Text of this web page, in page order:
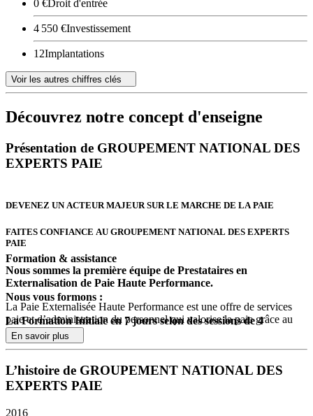
0 €Droit d'entrée
4 550 €Investissement
12Implantations
Voir les autres chiffres clés
Découvrez notre concept d'enseigne
Présentation de GROUPEMENT NATIONAL DES
EXPERTS PAIE
DEVENEZ UN ACTEUR MAJEUR SUR LE MARCHE DE LA PAIE
FAITES CONFIANCE AU GROUPEMENT NATIONAL DES EXPERTS
PAIE
Nous sommes la première équipe de Prestataires en
Externalisation de Paie Haute Performance.
La Paie Externalisée Haute Performance est une offre de services
paie et d’administration du personnel qui valorise la paie grâce au
digital par :
Des applications qui ouvrent l’entreprise, la rendent agile et
augmentent son potentiel d’action.
Formation & assistance
Nous vous formons :
La Formation Initiale en 7 jours selon des sessions de 4
participants
les outils et les méthodes du service à forte valeur ajoutée du
Groupement. Le contenu porte notamment sur les approches
développement
En savoir plus
L’histoire de GROUPEMENT NATIONAL DES
EXPERTS PAIE
2016